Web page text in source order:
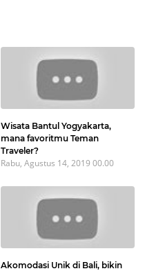
Wisata Bantul Yogyakarta,
mana favoritmu Teman
Traveler?
Rabu, Agustus 14, 2019 00.00
Akomodasi Unik di Bali, bikin